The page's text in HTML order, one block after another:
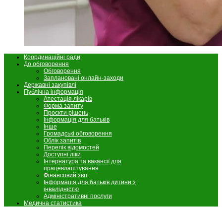
Координаційні ради
До обговорення
Обговорення
Заплановані онлайн-заходи
Державні закупівлі
Публічна інформація
Атестація лікарів
Форма запиту
Проєкти рішень
Інформація для батьків
Інше
Громадські обговорення
Облік запитів
Перелік відомостей
Доступні ліки
Інтернатура та вакансії для
працевлаштування
Фінансовий звіт
Інформація для батьків дитини з
інвалідністю
Адміністративні послуги
Медична статистика